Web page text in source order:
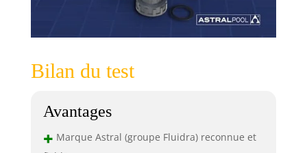
Bilan du test
Avantages
+ Marque Astral (groupe Fluidra) reconnue et